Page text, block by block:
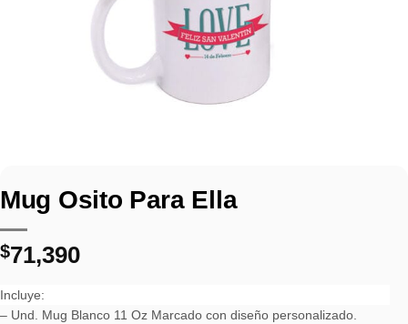
Mug Osito Para Ella
$71,390
Incluye:
– Und. Mug Blanco 11 Oz Marcado con diseño personalizado.